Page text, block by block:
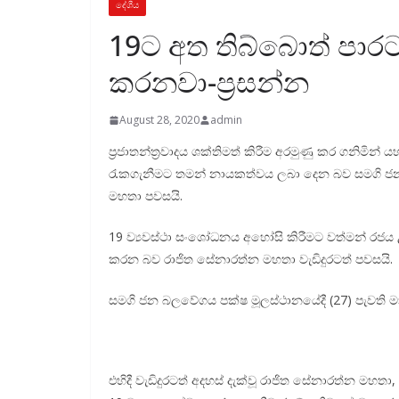
දේශීය
19ට අත තිබ්බොත්
කරනවා-ප්‍රසන්න
August 28, 2020 admin
ප්‍රජාතන්ත්‍රවාදය ශක්තිමත් කිරීම අරමුණු කර ගනිමින්
රැකගැනීමට තමන් නායකත්වය ලබා දෙන බව සමගි
මහතා පවසයි.
19 ව්‍යවස්ථා සංශෝධනය අහෝසි කිරීමට වත්මන් රජය
කරන බව රාජිත සේනාරත්න මහතා වැඩිදුරටත් පවසයි.
සමගි ජන බලවේගය පක්ෂ මූලස්ථානයේදී (27) පැවති
එහිදී වැඩිදුරටත් අදහස් දැක්වූ රාජිත සේනාරත්න